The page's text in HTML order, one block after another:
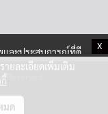
X
และประสบการณ์ที่ดี
ยละเอียดเพิ่มเติม
มด